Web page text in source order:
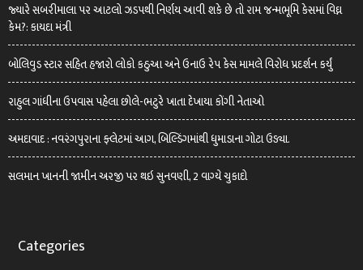
જ્યારે સબરીમાલા પર આટલો ઝડપથી નિર્ણય આવી શકે છે તો રામ જન્મભૂમિ કેસમાં વિઘ્ન
કેમ?: કાયદા મંત્રી
બોલિવુડ સ્ટાર સહિત હજારો લોકો કઠુઆ અને ઉનાઉ રેપ કેસ મામલે વિરોધ પ્રદર્શન કર્યું
રાહુલ ગાંધીના ઉપવાસ પહેલા છોલે-ભટુરે ખાતા દેખાયા કોંગી નેતાઓ
અમદાવાદ : નવરંગપુરાના ફ્લેટમાં આગ, બિલ્ડિંગમાંથી ધુમાડાના ગોટા ઉડ્યા.
સલમાન ખાનની જામીન અરજી પર થઇ સુનવણી, 2 વાગ્યે ચુકાદો
Categories